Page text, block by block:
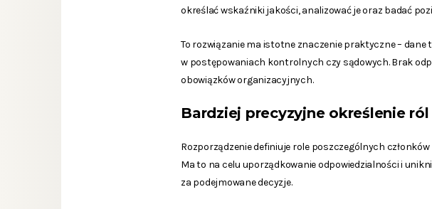
określać wskaźniki jakości, analizować je oraz badać
To rozwiązanie ma istotne znaczenie praktyczne –
w postępowaniach kontrolnych czy sądowych. Brak
obowiązków organizacyjnych.
Bardziej precyzyjne określenie
Rozporządzenie definiuje role poszczególnych
Ma to na celu uporządkowanie odpowiedzialności i
za podejmowane decyzje.